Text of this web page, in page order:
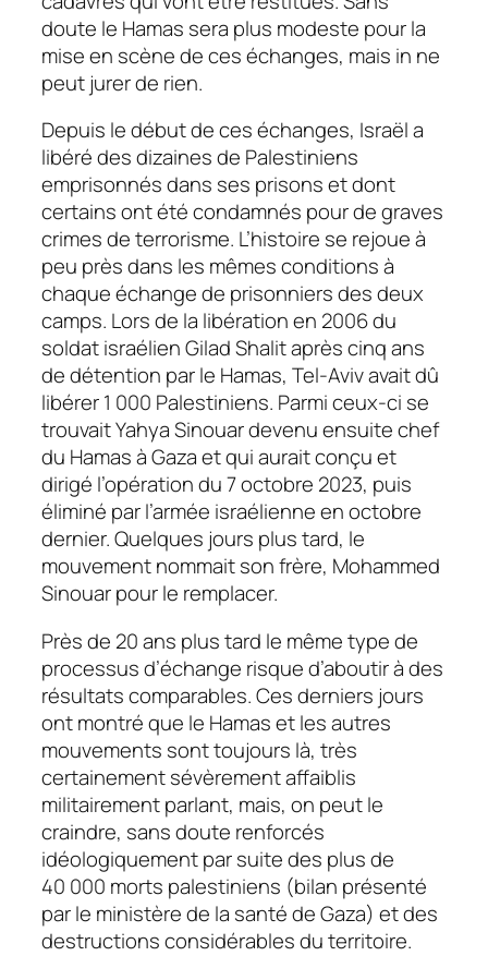
doute le Hamas sera plus modeste pour la
mise en scène de ces échanges, mais in ne
peut jurer de rien.
Depuis le début de ces échanges, Israël a
libéré des dizaines de Palestiniens
emprisonnés dans ses prisons et dont
certains ont été condamnés pour de graves
crimes de terrorisme. L’histoire se rejoue à
peu près dans les mêmes conditions à
chaque échange de prisonniers des deux
camps. Lors de la libération en 2006 du
soldat israélien Gilad Shalit après cinq ans
de détention par le Hamas, Tel-Aviv avait dû
libérer 1 000 Palestiniens. Parmi ceux-ci se
trouvait Yahya Sinouar devenu ensuite chef
du Hamas à Gaza et qui aurait conçu et
dirigé l’opération du 7 octobre 2023, puis
éliminé par l’armée israélienne en octobre
dernier. Quelques jours plus tard, le
mouvement nommait son frère, Mohammed
Sinouar pour le remplacer.
Près de 20 ans plus tard le même type de
processus d’échange risque d’aboutir à des
résultats comparables. Ces derniers jours
ont montré que le Hamas et les autres
mouvements sont toujours là, très
certainement sévèrement affaiblis
militairement parlant, mais, on peut le
craindre, sans doute renforcés
idéologiquement par suite des plus de
40 000 morts palestiniens (bilan présenté
par le ministère de la santé de Gaza) et des
destructions considérables du territoire.